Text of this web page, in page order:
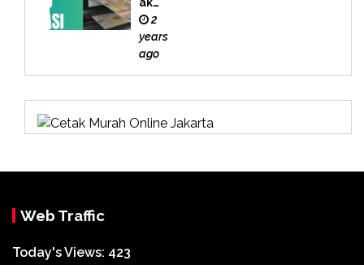
Buk
u
Bek
2
years
ago
Web Traffic
Today's Views: 423